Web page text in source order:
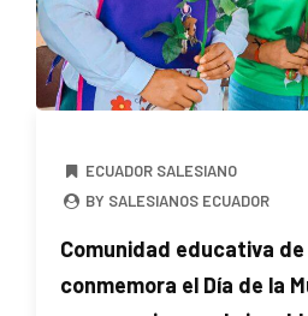
ECUADOR SALESIANO
BY SALESIANOS ECUADOR
Comunidad educativa de
conmemora el Día de la